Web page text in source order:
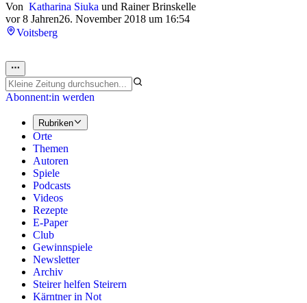
Von Katharina Siuka und Rainer Brinskelle
vor 8 Jahren26. November 2018 um 16:54
Voitsberg
Abonnent:in werden
Rubriken
Orte
Themen
Autoren
Spiele
Podcasts
Videos
Rezepte
E-Paper
Club
Gewinnspiele
Newsletter
Archiv
Steirer helfen Steirern
Kärntner in Not